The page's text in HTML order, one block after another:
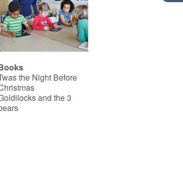
the Night Before
and the 3